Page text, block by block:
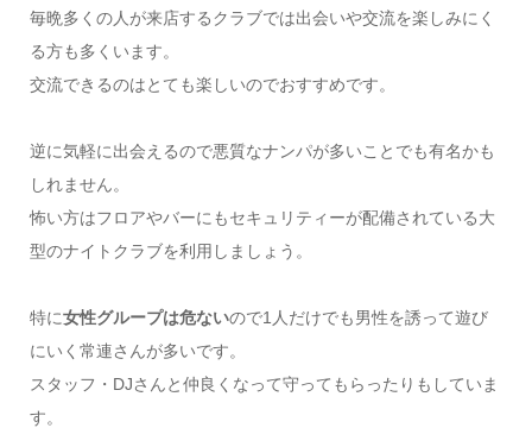
毎晩多くの人が来店するクラブでは出会いや交流を楽しみにく
る方も多くいます。
交流できるのはとても楽しいのでおすすめです。
逆に気軽に出会えるので悪質なナンパが多いことでも有名かも
しれません。
怖い方はフロアやバーにもセキュリティーが配備されている大
型のナイトクラブを利用しましょう。
特に女性グループは危ないので1人だけでも男性を誘って遊び
にいく常連さんが多いです。
スタッフ・DJさんと仲良くなって守ってもらったりもしていま
す。